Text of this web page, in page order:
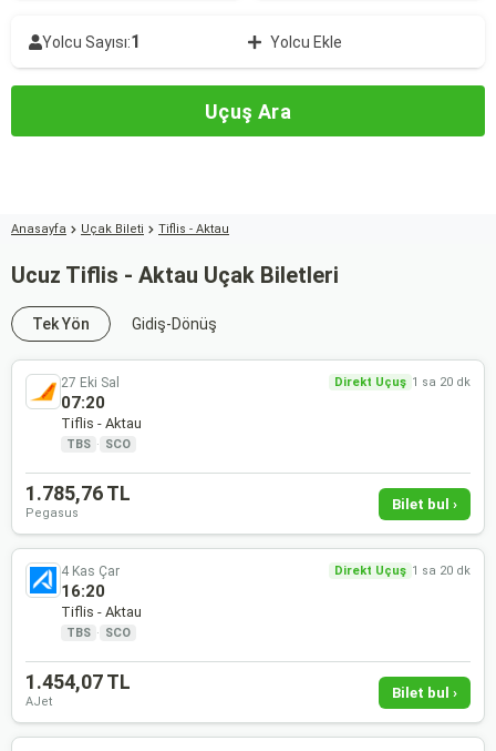
Yolcu Sayısı:1 Yolcu Ekle
Uçuş Ara
Anasayfa Uçak Bileti Tiflis - Aktau
Ucuz Tiflis - Aktau Uçak Biletleri
Tek Yön Gidiş-Dönüş
27 Eki Sal Direkt Uçuş 1 sa 20 dk
07:20
Tiflis - Aktau
TBS · SCO
1.785,76 TL
Pegasus
Bilet bul ›
4 Kas Çar Direkt Uçuş 1 sa 20 dk
16:20
Tiflis - Aktau
TBS · SCO
1.454,07 TL
AJet
Bilet bul ›